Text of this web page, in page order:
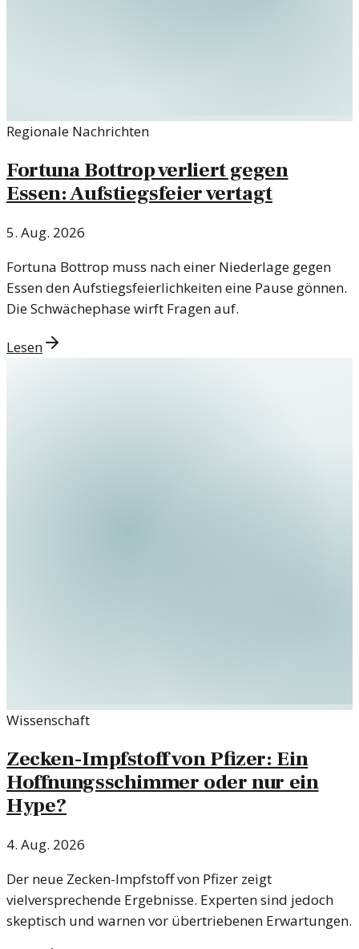
Regionale Nachrichten
Fortuna Bottrop verliert gegen
Essen: Aufstiegsfeier vertagt
5. Aug. 2026
Fortuna Bottrop muss nach einer Niederlage gegen
Essen den Aufstiegsfeierlichkeiten eine Pause gönnen.
Die Schwächephase wirft Fragen auf.
Lesen
Wissenschaft
Zecken-Impfstoff von Pfizer: Ein
Hoffnungsschimmer oder nur ein
Hype?
4. Aug. 2026
Der neue Zecken-Impfstoff von Pfizer zeigt
vielversprechende Ergebnisse. Experten sind jedoch
skeptisch und warnen vor übertriebenen Erwartungen.